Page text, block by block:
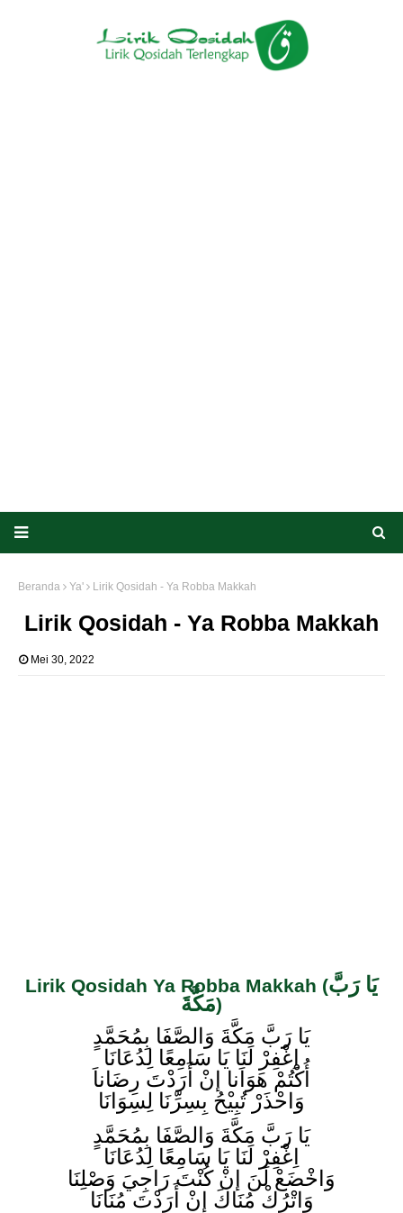
Beranda Ya' Lirik Qosidah - Ya Robba Makkah
Lirik Qosidah - Ya Robba Makkah
Mei 30, 2022
Lirik Qosidah Ya Robba Makkah (يَا رَبَّ
مَكَّةَ)
يَا رَبَّ مَكَّةَ وَالصَّفَا بِمُحَمَّدٍ
اِغْفِرْ لَنَا يَا سَامِعًا لِدُعَانَا
أُكْتُمْ هَوَاَنا إنْ أَرَدْتَ رِضَاناَ
وَاحْذَرْ تُبِيْحُ بِسِرِّنَا لِسِوَانَا
يَا رَبَّ مَكَّةَ وَالصَّفَا بِمُحَمَّدٍ
اِغْفِرْ لَنَا يَا سَامِعًا لِدُعَانَا
وَاخْضَعْ لَنَ إنْ كُنْتَ رَاجِيَ وَصْلِنَا
وَاتْرُكْ مُنَاكَ إِنْ أَرَدْتَ مُنَانَا